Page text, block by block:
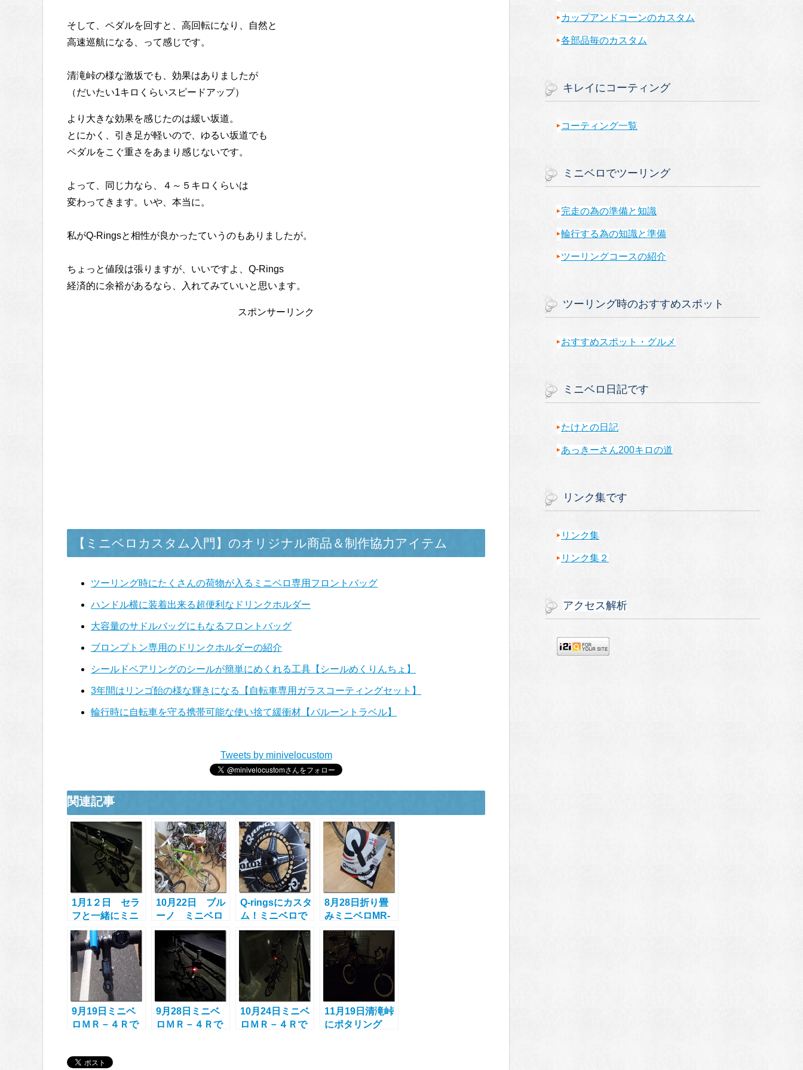
そして、ペダルを回すと、高回転になり、自然と
高速巡航になる、って感じです。
清滝峠の様な激坂でも、効果はありましたが
（だいたい1キロくらいスピードアップ）
より大きな効果を感じたのは緩い坂道。
とにかく、引き足が軽いので、ゆるい坂道でも
ペダルをこぐ重さをあまり感じないです。
よって、同じ力なら、４～５キロくらいは
変わってきます。いや、本当に。
私がQ-Ringsと相性が良かったていうのもありましたが。
ちょっと値段は張りますが、いいですよ、Q-Rings
経済的に余裕があるなら、入れてみていいと思います。
スポンサーリンク
【ミニベロカスタム入門】のオリジナル商品＆制作協力アイテム
ツーリング時にたくさんの荷物が入るミニベロ専用フロントバッグ
ハンドル横に装着出来る超便利なドリンクホルダー
大容量のサドルバッグにもなるフロントバッグ
ブロンプトン専用のドリンクホルダーの紹介
シールドベアリングのシールが簡単にめくれる工具【シールめくりんちょ】
3年間はリンゴ飴の様な輝きになる【自転車専用ガラスコーティングセット】
輪行時に自転車を守る携帯可能な使い捨て緩衝材【バルーントラベル】
Tweets by minivelocustom
関連記事
1月1２日 セラ
フと一緒にミニ
ベロポタリング
10月22日 ブル
ーノ ミニベロ
ロード20フルカ
スタム決定！
Q-ringsにカスタ
ム！ミニベロで
の効果…効率よ
いペダリングを
目指せ！
8月28日折り畳
みミニベロMR-
4RにQ-Rings導
入！
9月19日ミニベ
ロＭＲ－４Ｒで
9月28日ミニベ
ロＭＲ－４Ｒで
10月24日ミニベ
ロＭＲ－４Ｒで
11月19日清滝峠
にポタリング
カップアンドコーンのカスタム
各部品毎のカスタム
キレイにコーティング
コーティング一覧
ミニベロでツーリング
完走の為の準備と知識
輪行する為の知識と準備
ツーリングコースの紹介
ツーリング時のおすすめスポット
おすすめスポット・グルメ
ミニベロ日記です
たけとの日記
あっきーさん200キロの道
リンク集です
リンク集
リンク集２
アクセス解析